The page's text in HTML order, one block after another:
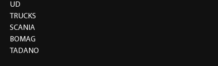
UD
TRUCKS
SCANIA
BOMAG
TADANO